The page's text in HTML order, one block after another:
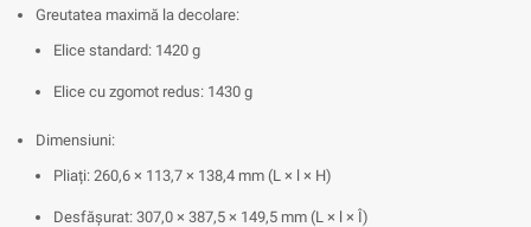
Greutatea maximă la decolare:
Elice standard: 1420 g
Elice cu zgomot redus: 1430 g
Dimensiuni:
Pliați: 260,6 × 113,7 × 138,4 mm (L × l × H)
Desfășurat: 307,0 × 387,5 × 149,5 mm (L × l × Î)